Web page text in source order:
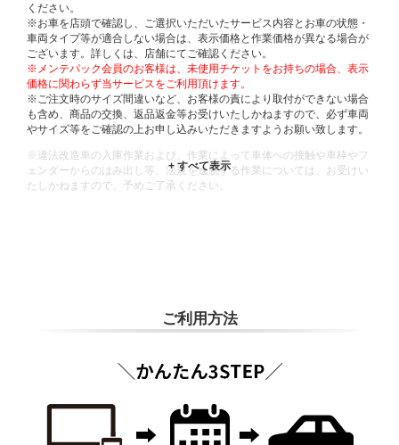
ください。
※お車を店頭で確認し、ご選択いただいたサービス内容とお車の状態・
車両タイプ等が適合しない場合は、表示価格と作業価格が異なる場合が
ございます。詳しくは、店舗にてご確認ください。
※メンテパック会員のお客様は、未使用チケットをお持ちの場合、表示
価格に関わらず当サービスをご利用頂けます。
※ご注文時のサイズ間違いなど、お客様の責により取付ができない場合
も含め、商品の交換、返品返金等お受けいたしかねますので、必ず車両
やサイズ等をご確認の上お申し込みいただきますようお願い致します。
※違法改造車の入庫作業および、作業によって車体への接触や車枠やフ
ェンダーからのはみ出し等、法規を逸脱する作業については、お受けい
たしかねますので、予めご了承ください。
ご利用方法